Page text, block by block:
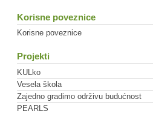
Korisne poveznice
Korisne poveznice
Projekti
KULko
Vesela škola
Zajedno gradimo održivu budućnost
PEARLS